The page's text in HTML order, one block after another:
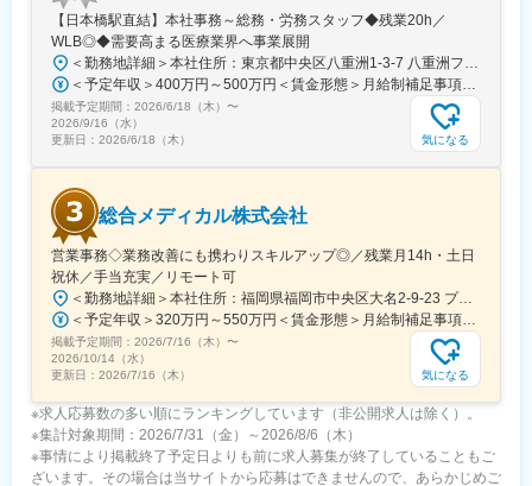
います）が発生します。
※国内出張の頻度は1~3回/年です。（海外出張はほとんどありませ
ん。）
■組織構成：
CMC担当11名（2名男性、9名女性）
30代～40代で構成されています。
こちらの組織には、内資外資の製薬企業でのCMC業務の経験者や
研究所での経験、CMC薬事の経験者が多いです。
変更の範囲：会社の定める業務
【日本橋駅直結】本社事務～総務・労務スタッフ◆残業20h／
WLB◎◆需要高まる医療業界へ事業展開
＜勤務地詳細＞本社住所：東京都中央区八重洲1-3-7 八重洲ファーストフィナンシャルビル13F受動喫煙対策：屋内全面禁煙変更の範囲：会社の定める事業所
＜予定年収＞400万円～500万円＜賃金形態＞月給制補足事項なし＜賃金内訳＞月額（基本給）：235,000円～284,000円固定残業手当/月：45,000円～66,000円（固定残業時間25時間0分/月）超過した時間外労働の残業手当は追加支給＜月給＞280,000円～350,000円（一律手当を含む）＜昇給有無＞有＜残業手当＞有＜給与補足＞※給与詳細は、ご経験やスキルを考慮のうえ決定します。■昇給：年1回 査定により決定■賞与：年2回（7 月・12 月） 都度査定により決定 算定対象期間に準ずる賃金はあくまでも目安の金額であり、選考を通じて上下する可能性があります。月給(月額)は固定手当を含めた表記です。
掲載予定期間： 2026/6/18（木） 〜
2026/9/16（水）
更新日： 2026/6/18（木） 気になる
総合メディカル株式会社
営業事務◇業務改善にも携わりスキルアップ◎／残業月14h・土日
祝休／手当充実／リモート可
＜勤務地詳細＞本社住所：福岡県福岡市中央区大名2-9-23 プリオ福岡ビル勤務地最寄駅：地下鉄空港線／天神駅受動喫煙対策：屋内全面禁煙変更の範囲：会社の定める事業所
＜予定年収＞320万円～550万円＜賃金形態＞月給制補足事項なし＜賃金内訳＞月額（基本給）：200,000円～246,000円その他固定手当/月：20,000円～110,000円＜月給＞220,000円～356,000円＜昇給有無＞有＜残業手当＞有＜給与補足＞※実際の年収は面談・面接後に経歴や能力に応じて決定します※求人票の想定年収に当てはまらないケースも発生する可能性があります賞与年2回（2025年度実績4.4ヶ月）、昇給年1回住宅補助手当、家族手当、残業手当、休日出勤手当など賃金はあくまでも目安の金額であり、選考を通じて上下する可能性があります。月給(月額)は固定手当を含めた表記です。
掲載予定期間： 2026/7/16（木） 〜
2026/10/14（水）
更新日： 2026/7/16（木） 気になる
※求人応募数の多い順にランキングしています（非公開求人は除く）。
※集計対象期間：2026/7/31（金）～2026/8/6（木）
※事情により掲載終了予定日よりも前に求人募集が終了していることもご
ざいます。その場合は当サイトから応募はできませんので、あらかじめご